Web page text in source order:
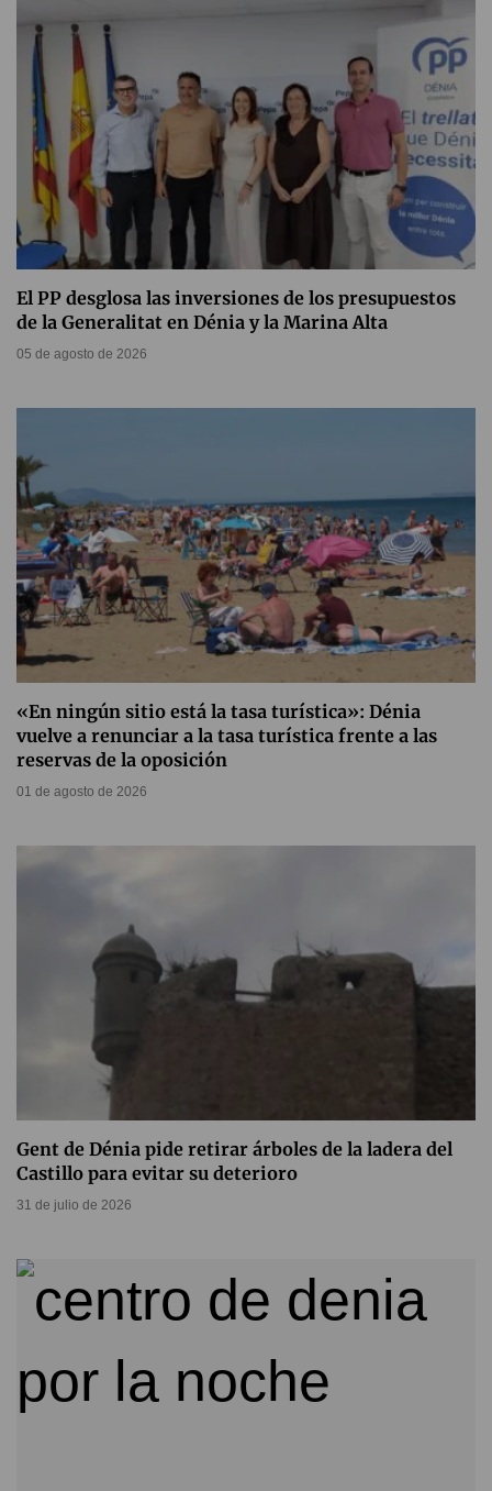
El PP desglosa las inversiones de los presupuestos
de la Generalitat en Dénia y la Marina Alta
05 de agosto de 2026
«En ningún sitio está la tasa turística»: Dénia
vuelve a renunciar a la tasa turística frente a las
reservas de la oposición
01 de agosto de 2026
Gent de Dénia pide retirar árboles de la ladera del
Castillo para evitar su deterioro
31 de julio de 2026